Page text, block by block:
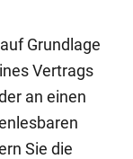
Grundlage
Vertrags
an einen
Sie die